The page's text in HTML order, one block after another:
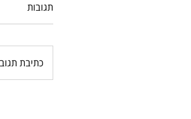
תגובות
כתיבת